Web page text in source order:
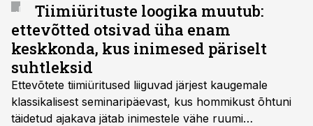
Tiimiürituste loogika muutub:
ettevõtted otsivad üha enam
keskkonda, kus inimesed päriselt
suhtleksid
Ettevõtete tiimiüritused liiguvad järjest kaugemale
klassikalisest seminaripäevast, kus hommikust õhtuni
täidetud ajakava jätab inimestele vähe ruumi